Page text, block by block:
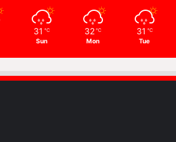
31 ℃
Sun
32 ℃
Mon
31 ℃
Tue